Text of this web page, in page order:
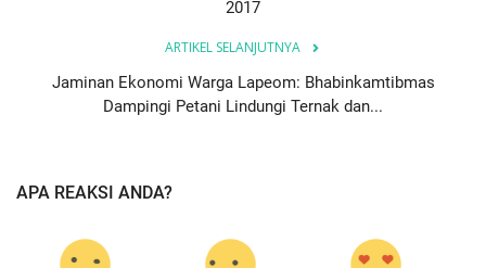
2017
ARTIKEL SELANJUTNYA
Jaminan Ekonomi Warga Lapeom: Bhabinkamtibmas
Dampingi Petani Lindungi Ternak dan...
APA REAKSI ANDA?